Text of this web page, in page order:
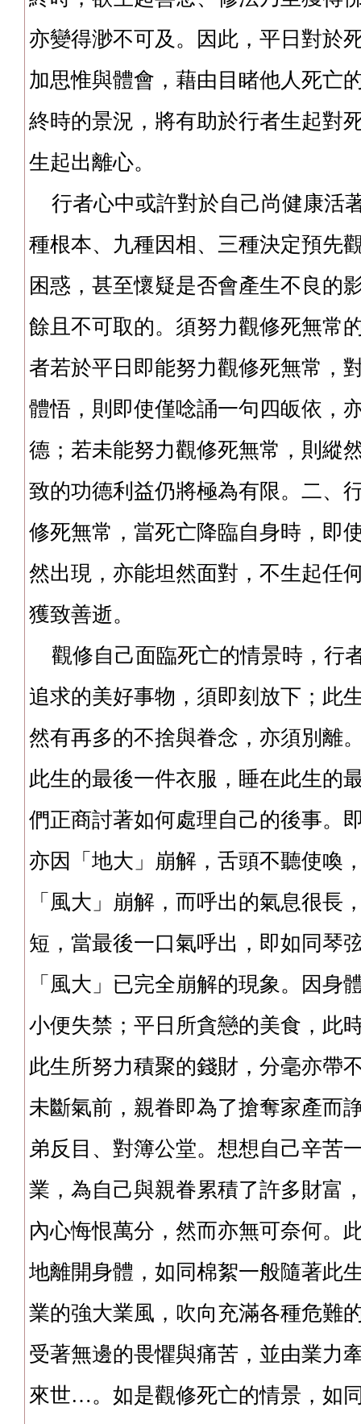
亦變得渺不可及。因此，平日對於
加思惟與體會，藉由目睹他人死亡
終時的景況，將有助於行者生起對
生起出離心。
行者心中或許對於自己尚健康活
種根本、九種因相、三種決定預先
困惑，甚至懷疑是否會產生不良的
餘且不可取的。須努力觀修死無常
者若於平日即能努力觀修死無常，
體悟，則即使僅唸誦一句四皈依，
德；若未能努力觀修死無常，則縱
致的功德利益仍將極為有限。二、
修死無常，當死亡降臨自身時，即
然出現，亦能坦然面對，不生起任
獲致善逝。
觀修自己面臨死亡的情景時，行
追求的美好事物，須即刻放下；此
然有再多的不捨與眷念，亦須別離
此生的最後一件衣服，睡在此生的
們正商討著如何處理自己的後事。
亦因「地大」崩解，舌頭不聽使喚
「風大」崩解，而呼出的氣息很長
短，當最後一口氣呼出，即如同琴
「風大」已完全崩解的現象。因身
小便失禁；平日所貪戀的美食，此
此生所努力積聚的錢財，分毫亦帶
未斷氣前，親眷即為了搶奪家產而
弟反目、對簿公堂。想想自己辛苦
業，為自己與親眷累積了許多財富
內心悔恨萬分，然而亦無可奈何。
地離開身體，如同棉絮一般隨著此
業的強大業風，吹向充滿各種危難
受著無邊的畏懼與痛苦，並由業力
來世…。如是觀修死亡的情景，如